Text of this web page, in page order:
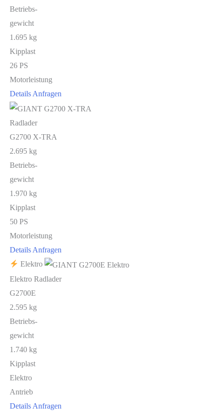
Betriebs-
gewicht
1.695 kg
Kipplast
26 PS
Motorleistung
DetailsAnfragen
Radlader
G2700 X-TRA
2.695 kg
Betriebs-
gewicht
1.970 kg
Kipplast
50 PS
Motorleistung
Details Anfragen
Elektro
Elektro Radlader
G2700E
2.595 kg
Betriebs-
gewicht
1.740 kg
Kipplast
Elektro
Antrieb
Details Anfragen